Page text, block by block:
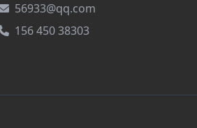
56933@qq.com
156 450 38303